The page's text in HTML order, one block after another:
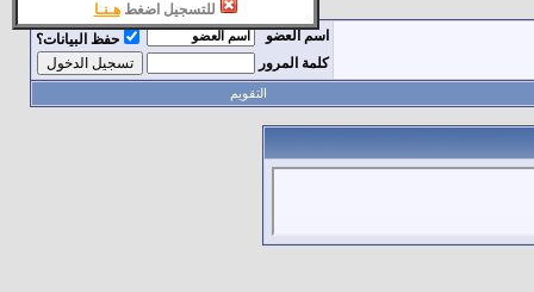
للتسجيل اضغط هـنـا
اسم العضو
حفظ البيانات؟
كلمة المرور
التقويم